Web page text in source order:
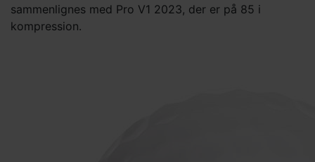
sammenlignes med Pro V1 2023, der er på 85 i
kompression.